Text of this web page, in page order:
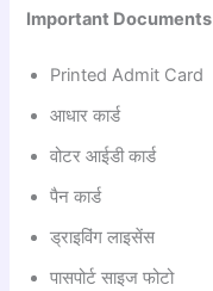
Important Documents
Printed Admit Card
आधार कार्ड
वोटर आईडी कार्ड
पैन कार्ड
ड्राइविंग लाइसेंस
पासपोर्ट साइज फोटो